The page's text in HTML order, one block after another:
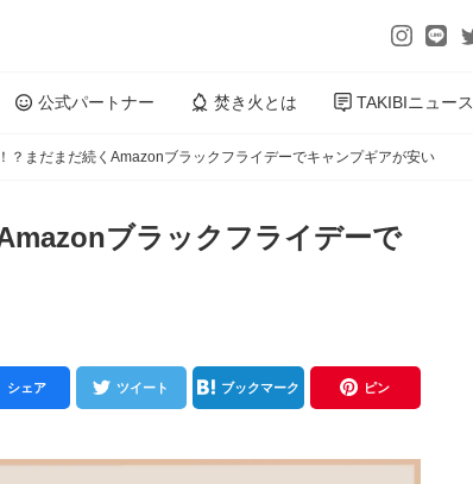
公式パートナー 焚き火とは TAKIBIニュース
？まだまだ続くAmazonブラックフライデーでキャンプギアが安い
ブラックフライデーで
シェア ツイート ブックマーク ピン